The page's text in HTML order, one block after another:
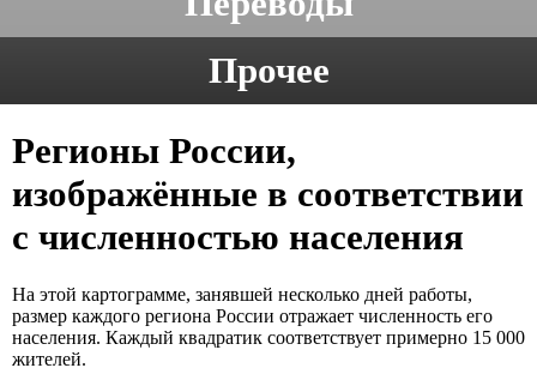
Прочее
Регионы России,
изображённые в соответствии
с численностью населения
На этой картограмме, занявшей несколько дней работы,
размер каждого региона России отражает численность его
населения. Каждый квадратик соответствует примерно 15 000
жителей.